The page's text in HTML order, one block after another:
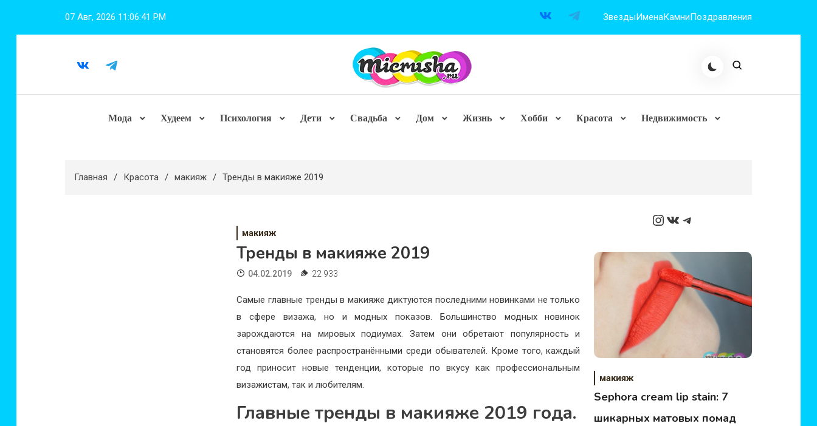
07 Авг, 2026 11:06:43 PM ЗвездыИменаКамниПоздравления
Мода Худеем Психология Дети Свадьба Дом Жизнь Хобби Красота Недвижимость
Главная Красота макияж Тренды в макияже 2019
макияж
Тренды в макияже 2019
04.02.2019 22 933
Самые главные тренды в макияже диктуются последними новинками не только
в сфере визажа, но и модных показов. Большинство модных новинок
зарождаются на мировых подиумах. Затем они обретают популярность и
становятся более распространёнными среди обывателей. Кроме того, каждый
год приносит новые тенденции, которые по вкусу как профессиональным
визажистам, так и любителям.
Главные тренды в макияже 2019 года.
Instagram
ВКонтакте
Telegram
макияж
Sephora cream lip stain: 7
шикарных матовых помад